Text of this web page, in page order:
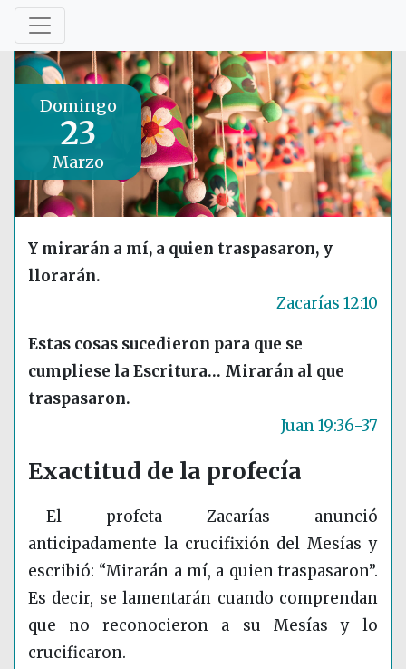
Domingo
23
Marzo
Y mirarán a mí, a quien traspasaron, y
llorarán.
Zacarías 12:10
Estas cosas sucedieron para que se
cumpliese la Escritura… Mirarán al que
traspasaron.
Juan 19:36-37
Exactitud de la profecía
El profeta Zacarías anunció
anticipadamente la crucifixión del Mesías y
escribió: “Mirarán a mí, a quien traspasaron”.
Es decir, se lamentarán cuando comprendan
que no reconocieron a su Mesías y lo
crucificaron.